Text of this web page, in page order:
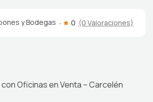
y Bodegas 0 (0 Valoraciones)
Oficinas en Venta – Carcelén